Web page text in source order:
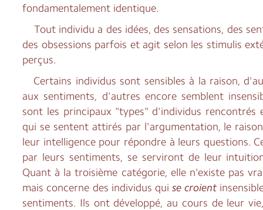
fondamentalement identique.
Tout individu a des idées, des sensations, des
des obsessions parfois et agit selon les stimulis
perçus.
Certains individus sont sensibles à la raison,
aux sentiments, d'autres encore semblent
sont les principaux "types" d'individus rencontrés
qui se sentent attirés par l'argumentation, le
leur intelligence pour répondre à leurs questions.
par leurs sentiments, se serviront de leur
Quant à la troisième catégorie, elle n'existe pas
mais concerne des individus quise croient
sentiments. Ils ont développé, au cours de leur